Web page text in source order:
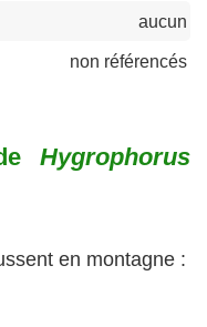
aucun
non référencés
Hygrophorus
en montagne :